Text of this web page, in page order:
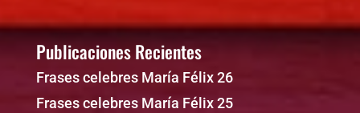
Publicaciones Recientes
Frases celebres María Félix 26
Frases celebres María Félix 25